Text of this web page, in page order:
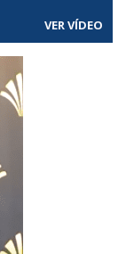
VER VÍDEO